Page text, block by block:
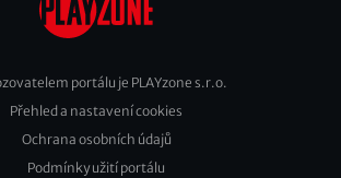
portálu je PLAYzone s.r.o.
Přehled a nastavení cookies
Ochrana osobních údajů
Podmínky užití portálu